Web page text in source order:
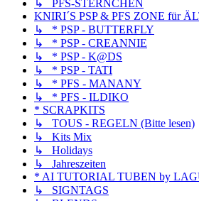
↳ PFS-STERNCHEN
KNIRI´S PSP & PFS ZONE für
↳ * PSP - BUTTERFLY
↳ * PSP - CREANNIE
↳ * PSP - K@DS
↳ * PSP - TATI
↳ * PFS - MANANY
↳ * PFS - ILDIKO
* SCRAPKITS
↳ TOUS - REGELN (Bitte lesen)
↳ Kits Mix
↳ Holidays
↳ Jahreszeiten
* AI TUTORIAL TUBEN by
↳ SIGNTAGS